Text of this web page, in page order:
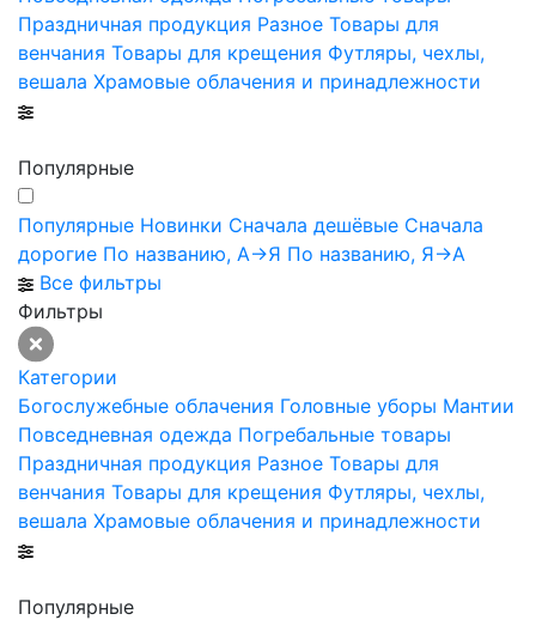
Праздничная продукция Разное Товары для
венчания Товары для крещения Футляры, чехлы,
вешала Храмовые облачения и принадлежности
Популярные
Популярные Новинки Сначала дешёвые Сначала
дорогие По названию, А->Я По названию, Я->А
Все фильтры
Фильтры
Категории
Богослужебные облачения Головные уборы Мантии
Повседневная одежда Погребальные товары
Праздничная продукция Разное Товары для
венчания Товары для крещения Футляры, чехлы,
вешала Храмовые облачения и принадлежности
Популярные